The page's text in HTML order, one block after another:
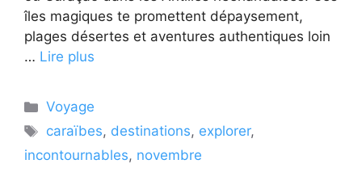
îles magiques te promettent dépaysement,
plages désertes et aventures authentiques loin
… Lire plus
Catégories
Voyage
Étiquettes
caraïbes, destinations, explorer,
incontournables, novembre